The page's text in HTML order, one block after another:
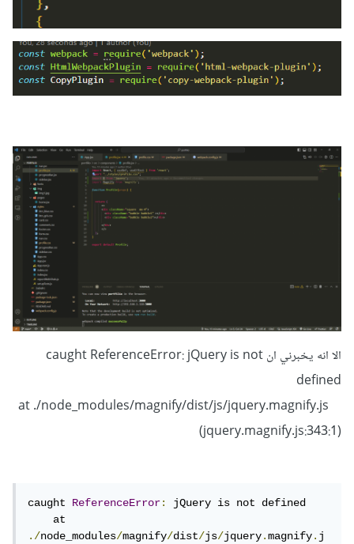
الا انه يخبرني ان caught ReferenceError: jQuery is not
defined
at ./node_modules/magnify/dist/js/jquery.magnify.js
(jquery.magnify.js:343:1)
caught ReferenceError:
jQuery is not defined
./node_modules/magnify/dist/js/jquery.magnify.j